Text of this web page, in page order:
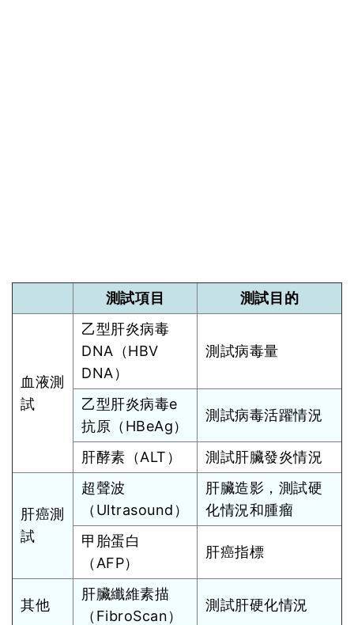
測試項目 測試目的
血液測
試
乙型肝炎病毒
DNA（HBV
DNA）
測試病毒量
乙型肝炎病毒e
抗原（HBeAg）
測試病毒活躍情況
肝酵素（ALT） 測試肝臟發炎情況
肝癌測
試
超聲波
（Ultrasound）
肝臟造影，測試硬
化情況和腫瘤
甲胎蛋白
（AFP）
肝癌指標
其他
肝臟纖維素描
（FibroScan）
測試肝硬化情況